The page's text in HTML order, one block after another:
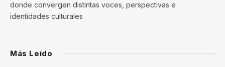
donde convergen distintas voces, perspectivas e
identidades culturales
Más Leído